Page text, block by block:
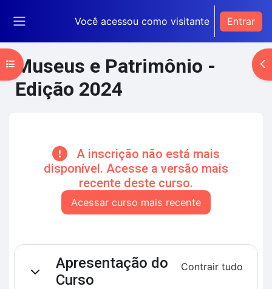
Você acessou como visitante Entrar
Museus e Patrimônio -
Edição 2024
A inscrição não está mais
disponível. Acesse a versão mais
recente deste curso.
Acessar curso mais recente
Abrir índice do curso
Contorno da seção
Contrair
Apresentação do
Curso
Contrair tudo